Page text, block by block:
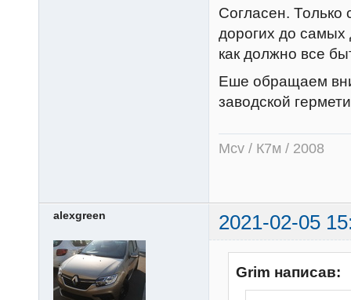
Согласен. Только
дорогих до самых
как должно все
Еше обращаем
заводской
Mcv / К7м / 2008
alexgreen 2021-02-05
Grim написав: